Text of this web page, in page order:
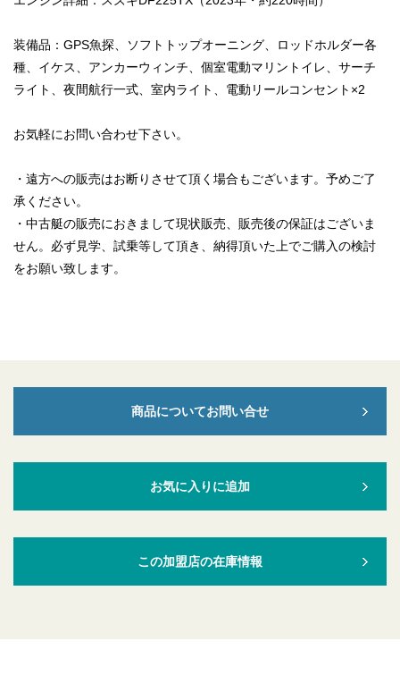
装備品：GPS魚探、ソフトトップオーニング、ロッドホルダー各
種、イケス、アンカーウィンチ、個室電動マリントイレ、サーチ
ライト、夜間航行一式、室内ライト、電動リールコンセント×2
お気軽にお問い合わせ下さい。
・遠方への販売はお断りさせて頂く場合もございます。予めご了
承ください。
・中古艇の販売におきまして現状販売、販売後の保証はございま
せん。必ず見学、試乗等して頂き、納得頂いた上でご購入の検討
をお願い致します。
商品についてお問い合せ
お気に入りに追加
この加盟店の在庫情報